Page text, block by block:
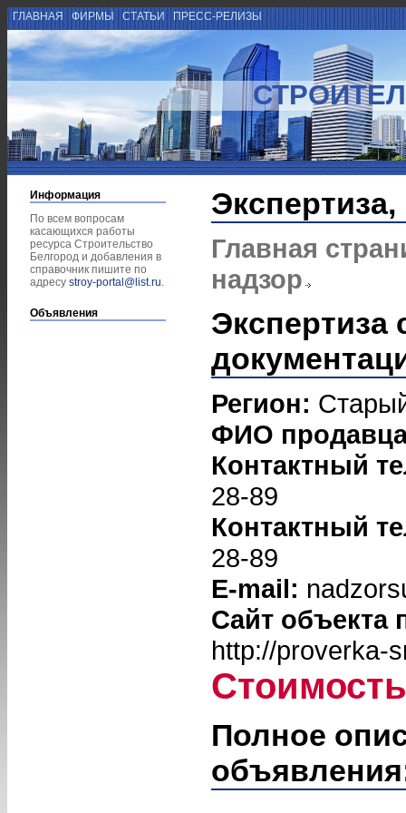
ГЛАВНАЯ ФИРМЫ СТАТЬИ ПРЕСС-РЕЛИЗЫ
Информация
По всем вопросам
касающихся работы
ресурса Строительство
Белгород и добавления в
справочник пишите по
адресу stroy-portal@list.ru.
Объявления
Главная
надзор
Экспертиза
Регион:
ФИО
Контактный
28-89
Контактный
28-89
E-mail:
Сайт объекта
http://proverka-
Полное